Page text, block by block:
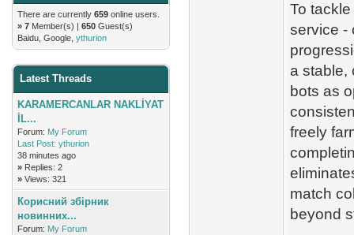
There are currently 659 online users.
» 7 Member(s) | 650 Guest(s)
Baidu, Google, ythurion
Latest Threads
KARAMERCANLAR NAKLİYAT
İL...
Forum: My Forum
Last Post: ythurion
38 minutes ago
» Replies: 2
» Views: 321
Корисний збірник
новинних...
Forum: My Forum
To
service -
a stable,
bots as
freely
match
beyond